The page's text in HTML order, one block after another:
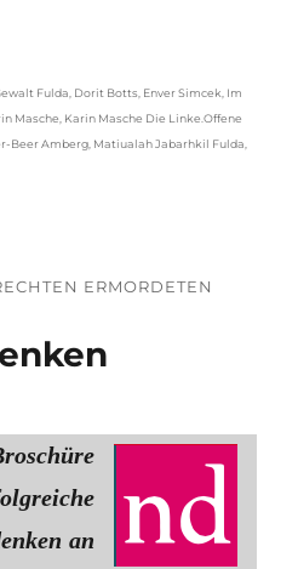
Fulda Dorit Botts Enver Simcek Im
Masche Karin Masche Die Linke.Offene
Beer Amberg Matiualah Jabarhkil Fulda
ERMORDETEN
an